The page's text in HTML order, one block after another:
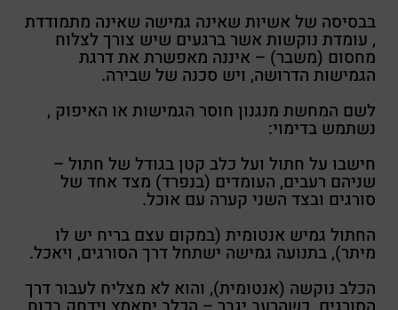
בבסיסה של אשיות שאינה גמישה שאינה מתמודדת
, עומדת נוקשות אשר ברגעים שיש צורך לצלוח
מחסום (משבר) – איננה מאפשרת את דרגת
הגמישות הדרושה, ויש סכנה של שבירה.
לשם המחשת מנגנון חוסר הגמישות או האיפוק ,
נשתמש בדימוי:
חישבו על חתול ועל כלב קטן בגודל של חתול –
שניהם רעבים, העומדים (בנפרד) מצד אחד של
סורגים ובצד השני קערה עם אוכל.
החתול גמיש אנטומית (במקום עצם בריח יש לו
מיתר), בתנועה גמישה ישתחל דרך הסורגים, ויאכל.
הכלב נוקשה (אנטומית), והוא לא מצליח לעבור דרך